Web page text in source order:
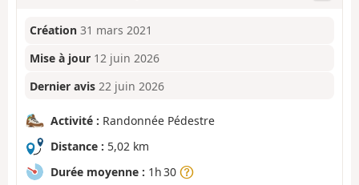
Création 31 mars 2021
Mise à jour 12 juin 2026
Dernier avis 22 juin 2026
Activité : Randonnée Pédestre
Distance : 5,02 km
Durée moyenne : 1h 30